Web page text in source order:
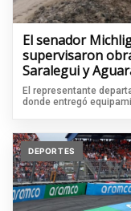
El senador
supervisaron
Saralegui y
El representante
donde entregó
DEPORTES